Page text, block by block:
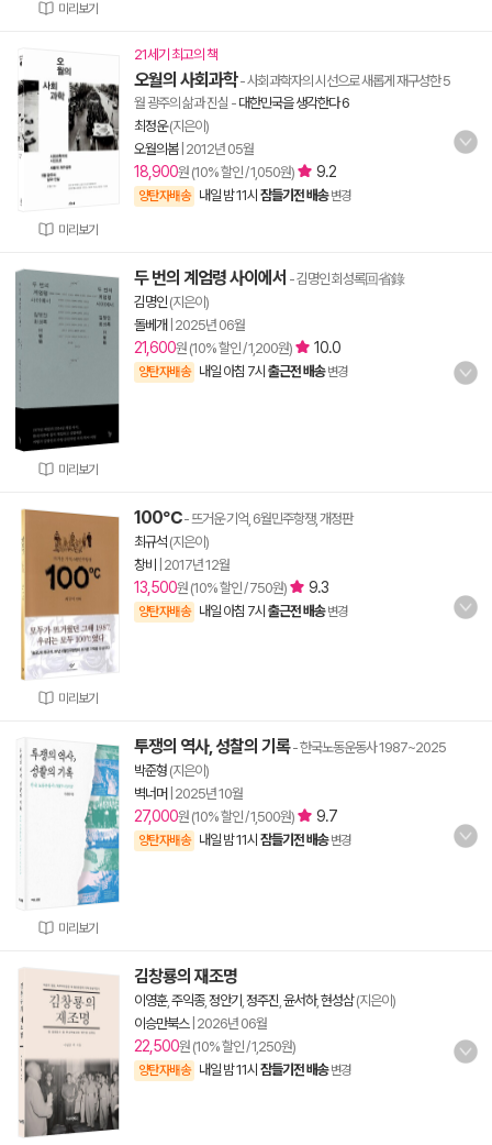
미리보기
미리보기
21세기 최고의 책
오월의 사회과학- 사회과학자의 시선으로 새롭게 재구성한 5
월 광주의 삶과 진실 - 대한민국을 생각한다 6
최정운(지은이)
오월의봄| 2012년 05월
18,900원 (10% 할인 / 1,050원) 9.2
양탄자배송 내일 밤 11시 잠들기전 배송 변경
미리보기
두 번의 계엄령 사이에서 - 김명인 회성록回省錄
김명인 (지은이)
돌베개 2025년 06월
21,600원 (10% 할인 / 1,200원) 10.0
양탄자배송 내일 아침 7시 출근전 배송 변경
미리보기
100℃- 뜨거운 기억, 6월민주항쟁, 개정판
최규석 (지은이)
창비
2017년 12월
13,500원 (10% 할인 / 750원) 9.3
양탄자배송 내일 아침 7시 출근전 배송 변경
미리보기
투쟁의 역사, 성찰의 기록- 한국노동운동사 1987~2025
박준형 (지은이)
벽너머 2025년 10월
27,000원 (10% 할인 / 1,500원) 9.7
양탄자배송 내일 밤 11시 잠들기전 배송 변경
김창룡의 재조명
이영훈, 주익종, 정안기 정주진 윤서하,현성삼(지은이)
이승만북스| 2026년 06월
22,500원 (10% 할인 / 1,250원)
양탄자배송 내일 밤 11시 잠들기전 배송 변경